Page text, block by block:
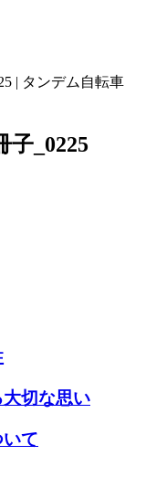
| タンデム自転車
子_0225
切な思い
て